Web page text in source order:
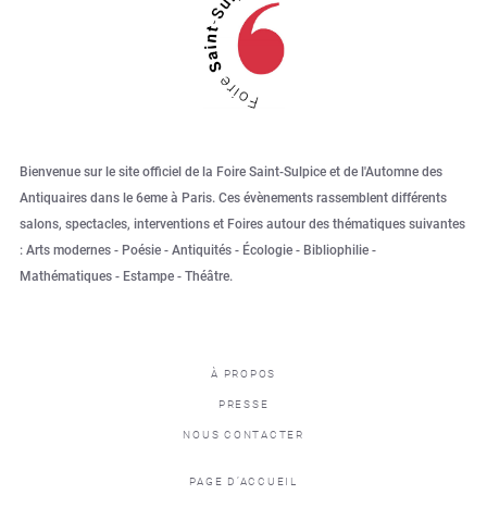
Bienvenue sur le site officiel de la Foire Saint-Sulpice et de l'Automne des
Antiquaires dans le 6eme à Paris. Ces évènements rassemblent différents
salons, spectacles, interventions et Foires autour des thématiques suivantes
: Arts modernes - Poésie - Antiquités - Écologie - Bibliophilie -
Mathématiques - Estampe - Théâtre.
À PROPOS
PRESSE
NOUS CONTACTER
PAGE D’ACCUEIL